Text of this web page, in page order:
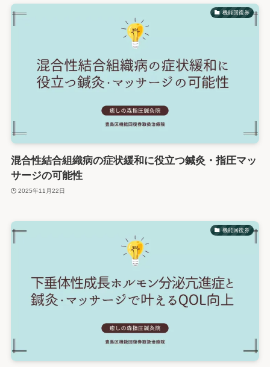
機能回復券
混合性結合組織病の症状緩和に役立つ鍼灸・指圧マッ
サージの可能性
2025年11月22日
機能回復券